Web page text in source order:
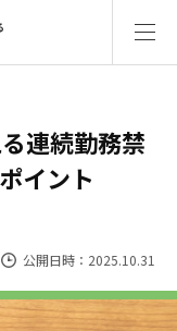
連続勤務禁
イント
公開日時：2025.10.31